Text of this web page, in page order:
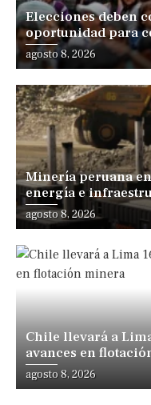
Elecciones deben
oportunidad para
desarrollo,
agosto 8, 2026
Minería peruana
energía e
expansión
agosto 8, 2026
Chile llevará a
avances en
agosto 8, 2026